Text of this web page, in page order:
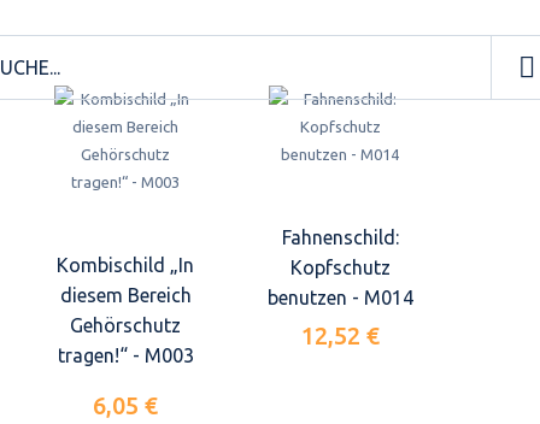
Kombischild „In
diesem Bereich
Gehörschutz
tragen!“ - M003
6,05 €
Fahnenschild:
Kopfschutz
benutzen - M014
12,52 €